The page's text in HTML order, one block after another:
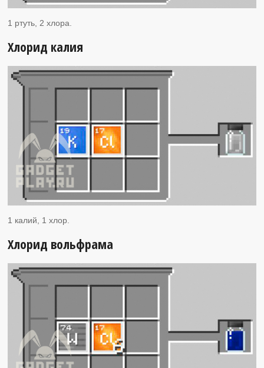
1 ртуть, 2 хлора.
Хлорид калия
1 калий, 1 хлор.
Хлорид вольфрама